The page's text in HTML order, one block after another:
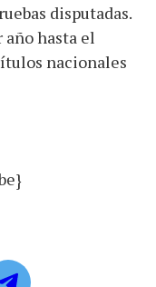
disputadas.
hasta el
nacionales